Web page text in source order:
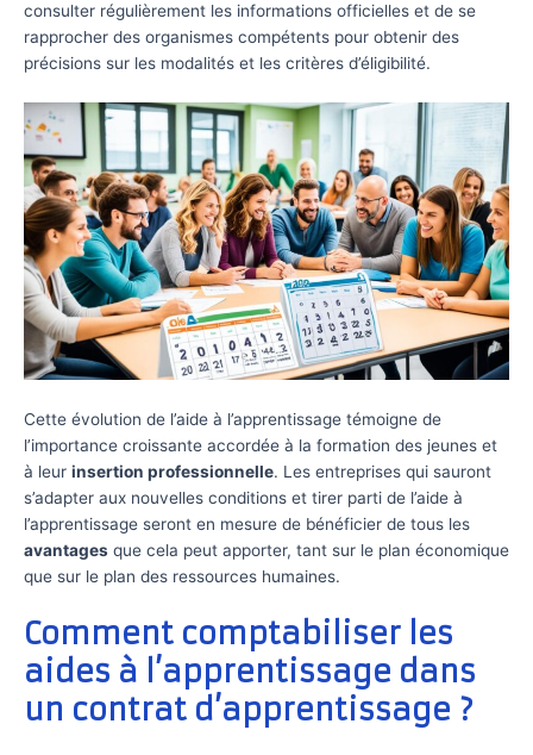
consulter régulièrement les informations officielles et de se
rapprocher des organismes compétents pour obtenir des
précisions sur les modalités et les critères d’éligibilité.
Cette évolution de l’aide à l’apprentissage témoigne de
l’importance croissante accordée à la formation des jeunes et
à leur insertion professionnelle. Les entreprises qui sauront
s’adapter aux nouvelles conditions et tirer parti de l’aide à
l’apprentissage seront en mesure de bénéficier de tous les
avantages que cela peut apporter, tant sur le plan économique
que sur le plan des ressources humaines.
Comment comptabiliser les
aides à l’apprentissage dans
un contrat d’apprentissage ?